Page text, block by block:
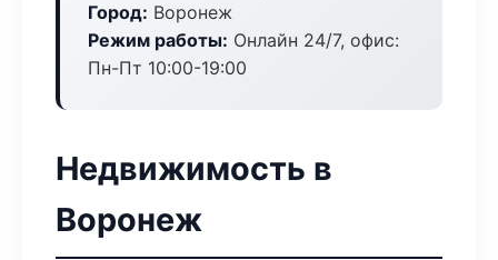
Город: Воронеж
Режим работы: Онлайн 24/7, офис:
Пн-Пт 10:00-19:00
Недвижимость в
Воронеж